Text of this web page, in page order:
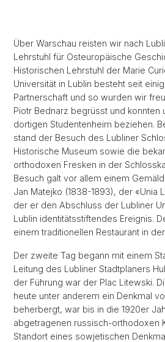
Über Warschau reisten wir nach
Lehrstuhl für Osteuropäische
Historischen Lehrstuhl der Marie
Universität in Lublin besteht seit
Partnerschaft und so wurden wir
Piotr Bednarz begrüsst und konnten
dortigen Studentenheim beziehen.
stand der Besuch des Lubliner
Historische Museum sowie die
orthodoxen Fresken in der
Besuch galt vor allem einem
Jan Matejko (1838-1893), der «Unia
der er den Abschluss der Lubliner
Lublin identitätsstiftendes Ereignis.
einem traditionellen Restaurant in
Der zweite Tag begann mit einem
Leitung des Lubliner Stadtplaners
der Führung war der Plac Litewski.
heute unter anderem ein Denkmal
beherbergt, war bis in die 1920er
abgetragenen russisch-orthodoxen
Standort eines sowjetischen